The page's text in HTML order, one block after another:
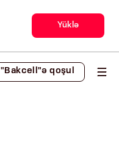
Yüklə
"Bakcell"ə qoşul